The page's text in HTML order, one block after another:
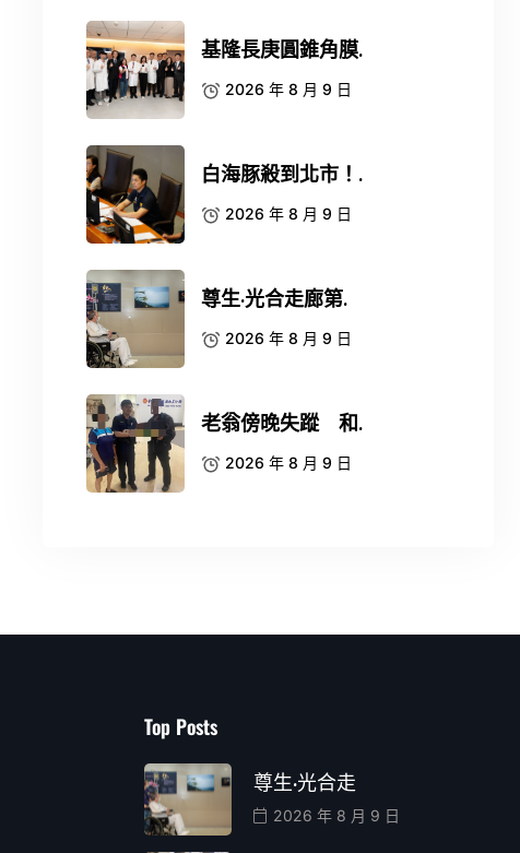
基隆長庚圓錐角膜.
2026 年 8 月 9 日
白海豚殺到北市！.
2026 年 8 月 9 日
尊生·光合走廊第.
2026 年 8 月 9 日
老翁傍晚失蹤 和.
2026 年 8 月 9 日
Top Posts
尊生·光合走
2026 年 8 月 9 日